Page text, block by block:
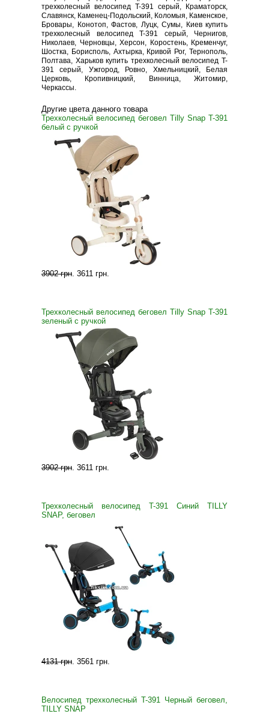
трехколесный велосипед T-391 серый, Краматорск,
Славянск, Каменец-Подольский, Коломыя, Каменское,
Бровары, Конотоп, Фастов, Луцк, Сумы, Киев купить
трехколесный велосипед T-391 серый, Чернигов,
Николаев, Черновцы, Херсон, Коростень, Кременчуг,
Шостка, Борисполь, Ахтырка, Кривой Рог, Тернополь,
Полтава, Харьков купить трехколесный велосипед T-
391 серый, Ужгород, Ровно, Хмельницкий, Белая
Церковь, Кропивницкий, Винница, Житомир,
Черкассы.
Другие цвета данного товара
Трехколесный велосипед беговел Tilly Snap T-391
белый с ручкой
3902 грн. 3611 грн.
Трехколесный велосипед беговел Tilly Snap T-391
зеленый с ручкой
3902 грн. 3611 грн.
Трехколесный велосипед T-391 Синий TILLY
SNAP, беговел
4131 грн. 3561 грн.
Велосипед трехколесный T-391 Черный беговел,
TILLY SNAP